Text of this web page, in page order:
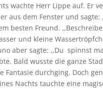
wachte Herr Lippe auf. Er
aus dem Fenster und
besten Freund.
und kleine
aber sagte: ,,Du spinnst
Bald wusste die ganze
Fantasie durchging. Doch
Nachts tauchte eine